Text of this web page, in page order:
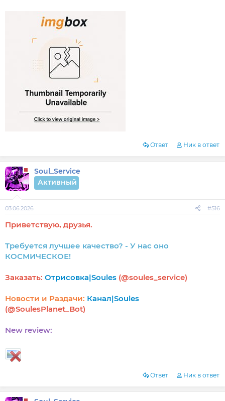
Ответ Ник в ответ
Soul_Service
Активный
03.06.2026 #516
Приветствую, друзья.
Требуется лучшее качество? - У нас оно
КОСМИЧЕСКОЕ!
Заказать: Отрисовка|Soules (@soules_service)
Новости и Раздачи: Канал|Soules
(@SoulesPlanet_Bot)
New review:
Ответ Ник в ответ